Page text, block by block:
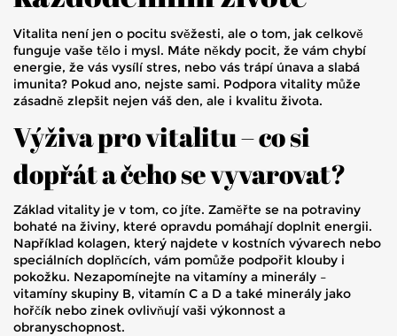
Vitalita není jen o pocitu svěžesti, ale o tom, jak celkově
funguje vaše tělo i mysl. Máte někdy pocit, že vám chybí
energie, že vás vysílí stres, nebo vás trápí únava a slabá
imunita? Pokud ano, nejste sami. Podpora vitality může
zásadně zlepšit nejen váš den, ale i kvalitu života.
Výživa pro vitalitu – co si
dopřát a čeho se vyvarovat?
Základ vitality je v tom, co jíte. Zaměřte se na potraviny
bohaté na živiny, které opravdu pomáhají doplnit energii.
Například kolagen, který najdete v kostních vývarech nebo
speciálních doplňcích, vám pomůže podpořit klouby i
pokožku. Nezapomínejte na vitamíny a minerály –
vitamíny skupiny B, vitamín C a D a také minerály jako
hořčík nebo zinek ovlivňují vaši výkonnost a
obranyschopnost.